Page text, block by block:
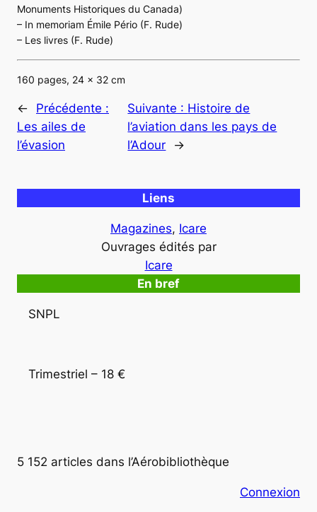
Monuments Historiques du Canada)
– In memoriam Émile Pério (F. Rude)
– Les livres (F. Rude)
160 pages, 24 x 32 cm
←
Précédente :
Les ailes de
l’évasion
Suivante : Histoire de
l’aviation dans les pays de
l’Adour
→
Liens
Magazines, Icare
Ouvrages édités par
Icare
En bref
SNPL
Trimestriel – 18 €
5 152 articles dans l’Aérobibliothèque
Connexion